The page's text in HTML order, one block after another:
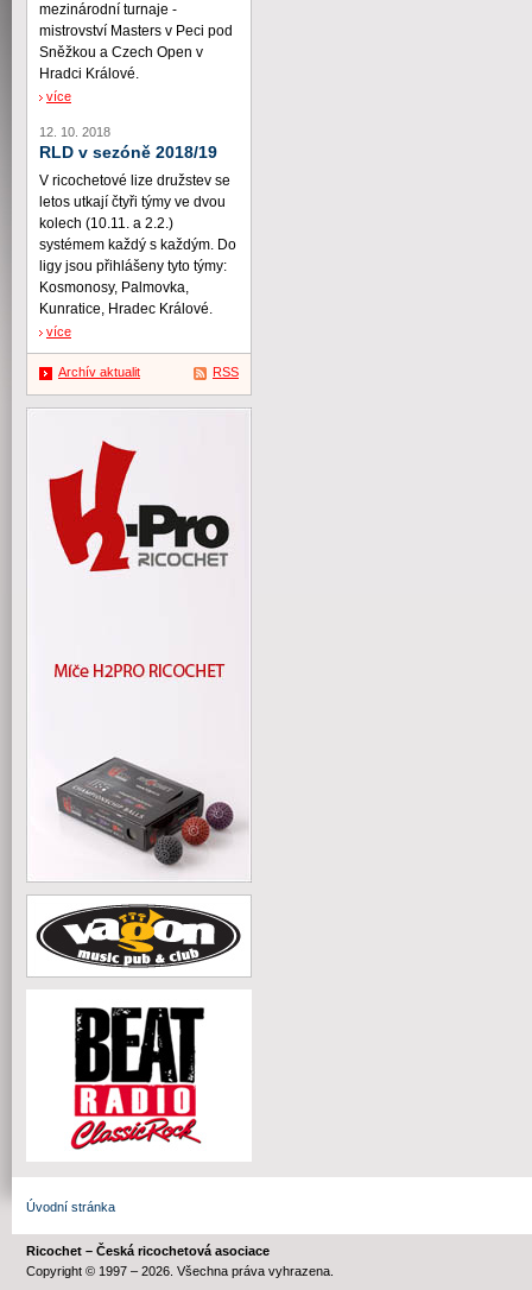
mezinárodní turnaje -
mistrovství Masters v Peci pod
Sněžkou a Czech Open v
Hradci Králové.
více
12. 10. 2018
RLD v sezóně 2018/19
V ricochetové lize družstev se
letos utkají čtyři týmy ve dvou
kolech (10.11. a 2.2.)
systémem každý s každým. Do
ligy jsou přihlášeny tyto týmy:
Kosmonosy, Palmovka,
Kunratice, Hradec Králové.
více
Archív aktualit RSS
Úvodní stránka
Ricochet – Česká ricochetová asociace
Copyright © 1997 – 2026. Všechna práva vyhrazena.